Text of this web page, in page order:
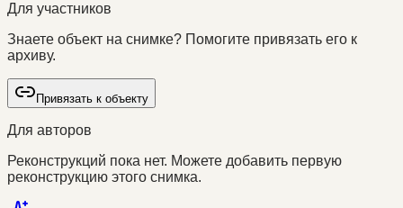
Для участников
Знаете объект на снимке? Помогите привязать его к
архиву.
Привязать к объекту
Для авторов
Реконструкций пока нет. Можете добавить первую
реконструкцию этого снимка.